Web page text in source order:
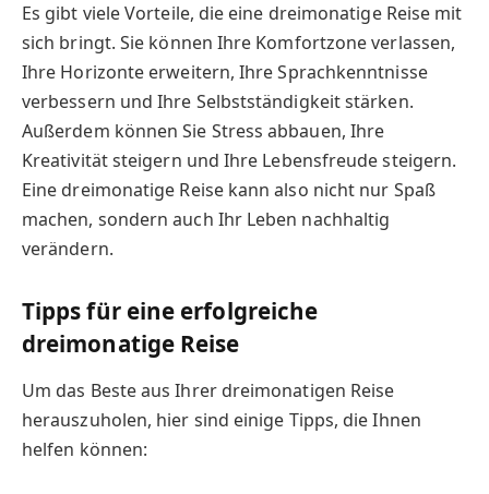
Es gibt viele Vorteile, die eine dreimonatige Reise mit
sich bringt. Sie können Ihre Komfortzone verlassen,
Ihre Horizonte erweitern, Ihre Sprachkenntnisse
verbessern und Ihre Selbstständigkeit stärken.
Außerdem können Sie Stress abbauen, Ihre
Kreativität steigern und Ihre Lebensfreude steigern.
Eine dreimonatige Reise kann also nicht nur Spaß
machen, sondern auch Ihr Leben nachhaltig
verändern.
Tipps für eine erfolgreiche
dreimonatige Reise
Um das Beste aus Ihrer dreimonatigen Reise
herauszuholen, hier sind einige Tipps, die Ihnen
helfen können: